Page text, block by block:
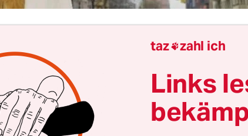
taz: Guten Tag, Herr Krömer. Oder
bürgerlichen Namen Alexander Bojcan
taz zahl ich
Links